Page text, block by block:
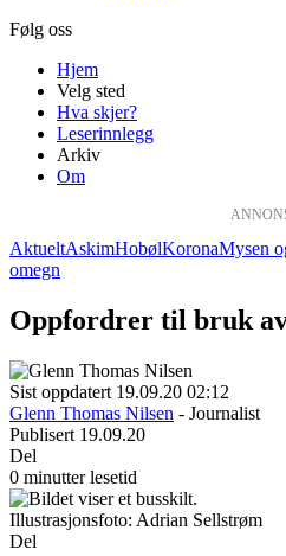
Følg oss
Hjem
Velg sted
Hva skjer?
Leserinnlegg
Arkiv
Om
AktueltAskimHobølKoronaMysen
omegn
Oppfordrer til bruk
Sist oppdatert 19.09.20 02:12
Glenn Thomas Nilsen - Journalist
Publisert 19.09.20
Del
0 minutter lesetid
Illustrasjonsfoto: Adrian Sellstrøm
Del